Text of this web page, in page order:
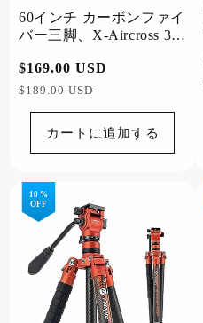
60インチ カーボンファイ
バー三脚、X-Aircross 3
通
常
価
$169.00 USD
ル
価
格
$189.00 USD
カートに追加する
10 %
OFF